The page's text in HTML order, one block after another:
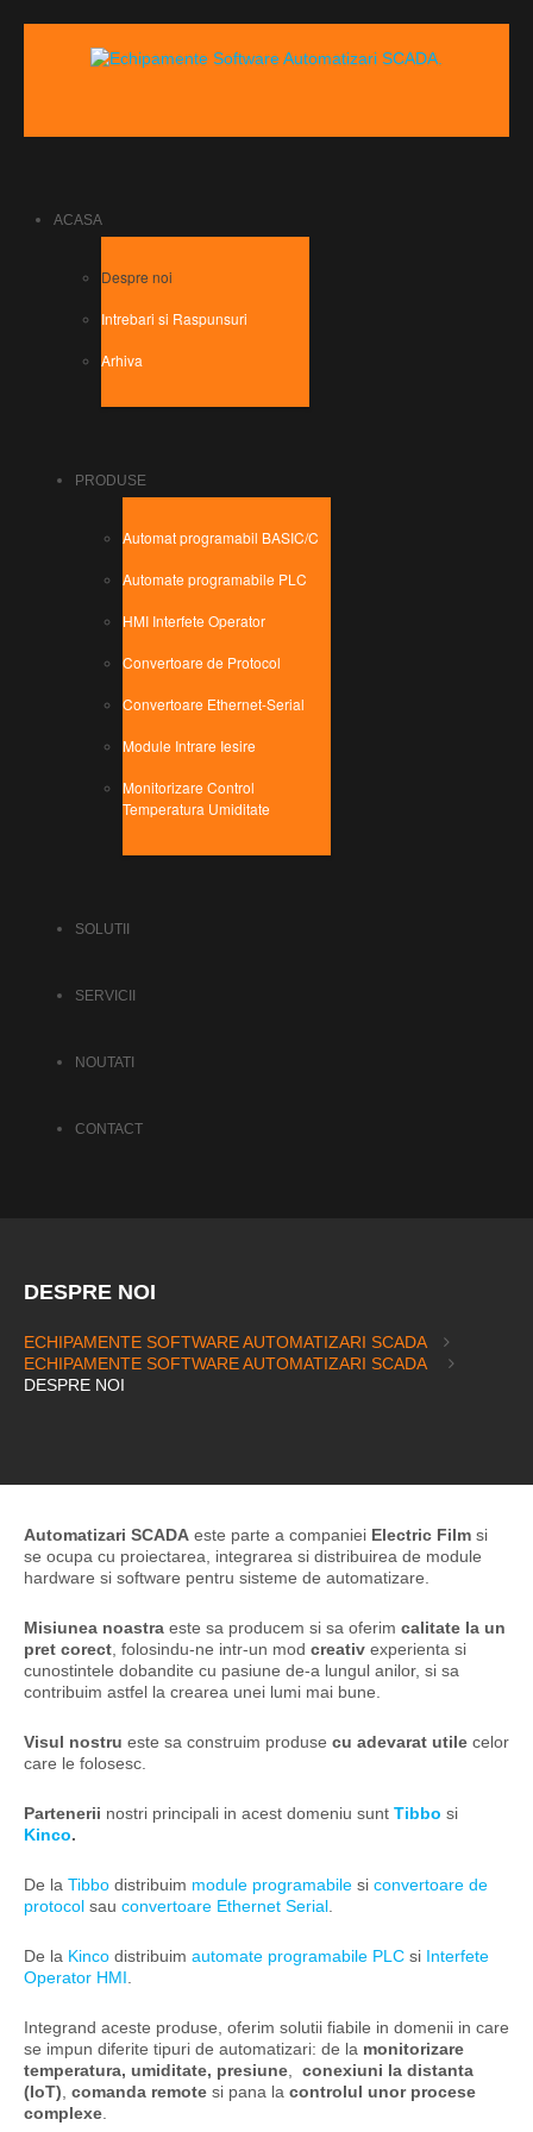
ACASA
Despre noi
Intrebari si Raspunsuri
Arhiva
PRODUSE
Automat programabil BASIC/C
Automate programabile PLC
HMI Interfete Operator
Convertoare de Protocol
Convertoare Ethernet-Serial
Module Intrare Iesire
Monitorizare Control
Temperatura Umiditate
SOLUTII
SERVICII
NOUTATI
CONTACT
DESPRE NOI
ECHIPAMENTE SOFTWARE AUTOMATIZARI SCADA
ECHIPAMENTE SOFTWARE AUTOMATIZARI SCADA
DESPRE NOI
Automatizari SCADA este parte a companiei Electric Film si
se ocupa cu proiectarea, integrarea si distribuirea de module
hardware si software pentru sisteme de automatizare.
Misiunea noastra este sa producem si sa oferim calitate la un
pret corect , folosindu-ne intr-un mod creativ experienta si
cunostintele dobandite cu pasiune de-a lungul anilor, si sa
contribuim astfel la crearea unei lumi mai bune.
Visul nostru este sa construim produse cu adevarat utile celor
care le folosesc.
Partenerii nostri principali in acest domeniu sunt Tibbo si
Kinco.
De la Tibbo distribuim module programabile si convertoare de
protocol sau convertoare Ethernet Serial
De la Kinco distribuim automate programabile PLC si Interfete
Operator HMI
Integrand aceste produse, oferim solutii fiabile in domenii in care
se impun diferite tipuri de automatizari: de la monitorizare
temperatura, umiditate, presiune
conexiuni la distanta
(IoT) comanda remote si pana la controlul unor procese
complexe